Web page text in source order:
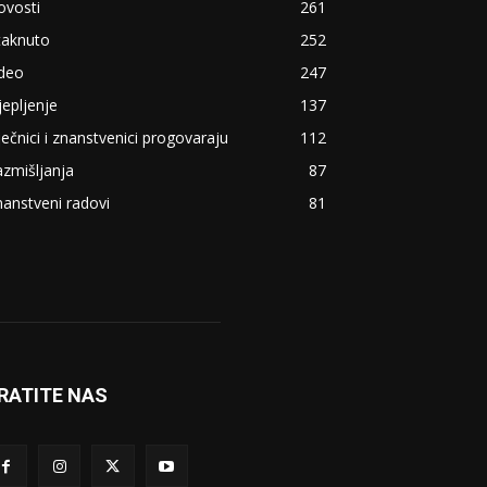
261
252
247
137
i znanstvenici progovaraju
112
87
radovi
81
NAS